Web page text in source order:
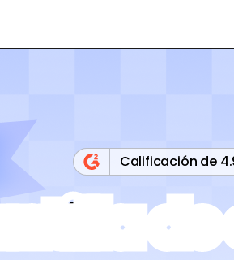
Calificación de